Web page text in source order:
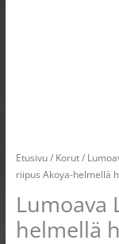
Etusivu/ Korut/
riipus Akoya-helmellä
Lumoava
helmellä